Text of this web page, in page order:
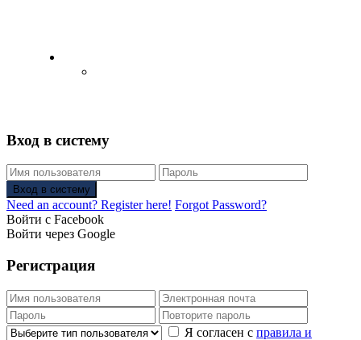
Вход в систему
Вход в систему
Need an account? Register here! Forgot Password?
Войти с Facebook
Войти через Google
Регистрация
Я согласен с правила и